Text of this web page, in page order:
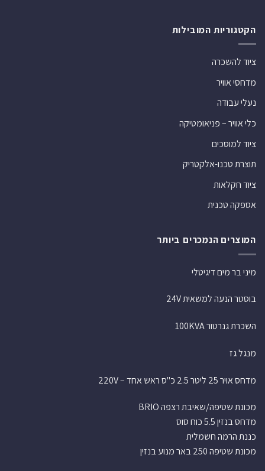
הקטגוריות המובילות
ציוד להשכרה
מדחסי אוויר
נעלי עבודה
כלי אוויר – פניאומטיקה
ציוד למוסכים
תוצרת טכנו-אלקטריק
ציוד חקלאות
אספקה טכנית
המוצרים הנמכרים ביותר
מיני בר מים דיגיטלי
בוסטר הנעה למשאית 24V
השכרת גנרטור 100KVA
מנגל גז
מדחס אויר 25 ליטר 2.5 כ"ס ראש אחד – 220V
מכונת שטיפה/שאיבת רצפה BRIO
מדחס בנזין 5.5 כוח סוס
כננת הרמה חשמלית
מכונת שטיפה 250 באר מנוע בנזין